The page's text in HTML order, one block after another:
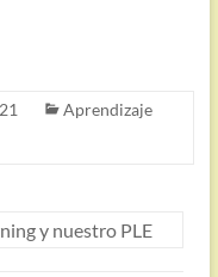
Aprendizaje
y nuestro PLE